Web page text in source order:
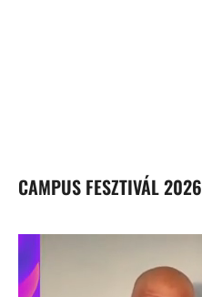
CAMPUS FESZTIVÁL 2026